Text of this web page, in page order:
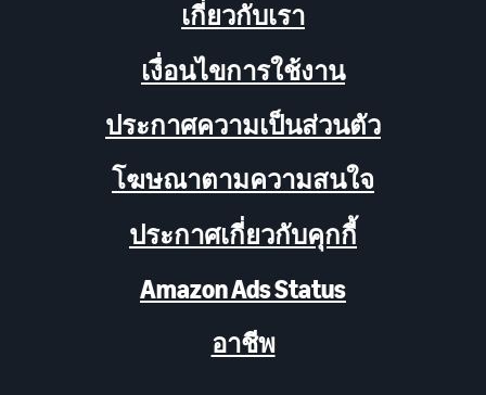
เกี่ยวกับเรา
เงื่อนไขการใช้งาน
ประกาศความเป็นส่วนตัว
โฆษณาตามความสนใจ
ประกาศเกี่ยวกับคุกกี้
Amazon Ads Status
อาชีพ